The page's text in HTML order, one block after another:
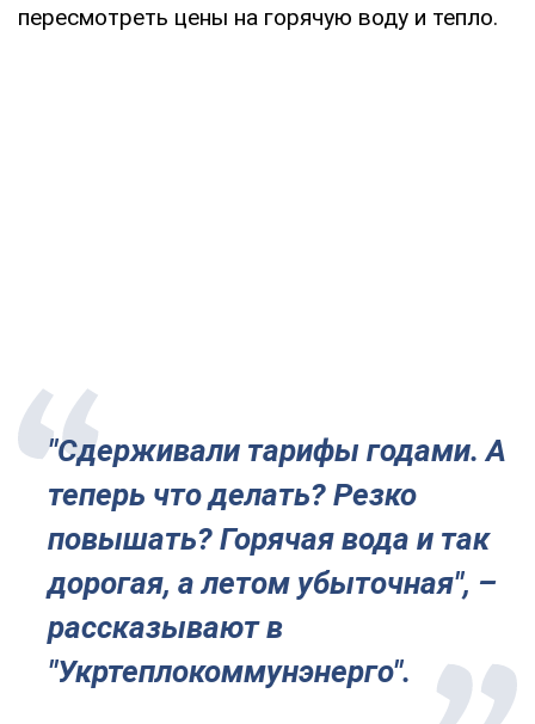
пересмотреть цены на горячую воду и тепло.
"Сдерживали тарифы годами. А
теперь что делать? Резко
повышать? Горячая вода и так
дорогая, а летом убыточная", –
рассказывают в
"Укртеплокоммунэнерго".